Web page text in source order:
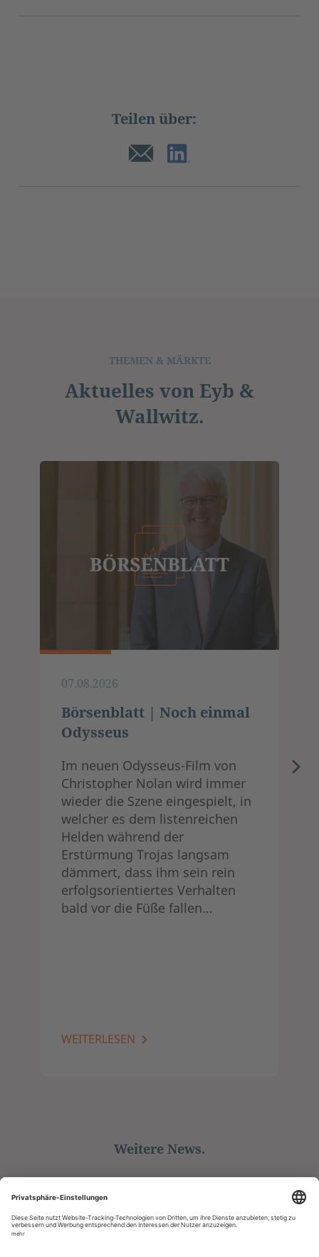
Teilen über:
THEMEN & MÄRKTE
Aktuelles von Eyb &
Wallwitz.
07.08.2026
Börsenblatt | Noch einmal
Odysseus
Im neuen Odysseus-Film von
Christopher Nolan wird immer
wieder die Szene eingespielt, in
welcher es dem listenreichen
Helden während der
Erstürmung Trojas langsam
dämmert, dass ihm sein rein
erfolgsorientiertes Verhalten
bald vor die Füße fallen…
WEITERLESEN
Weitere News.